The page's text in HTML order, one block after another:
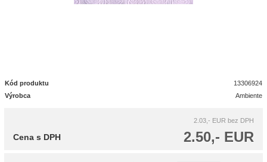
Kód produktu
13306924
Výrobca
Ambiente
2.03,- EUR bez DPH
2.50,- EUR
Cena s DPH